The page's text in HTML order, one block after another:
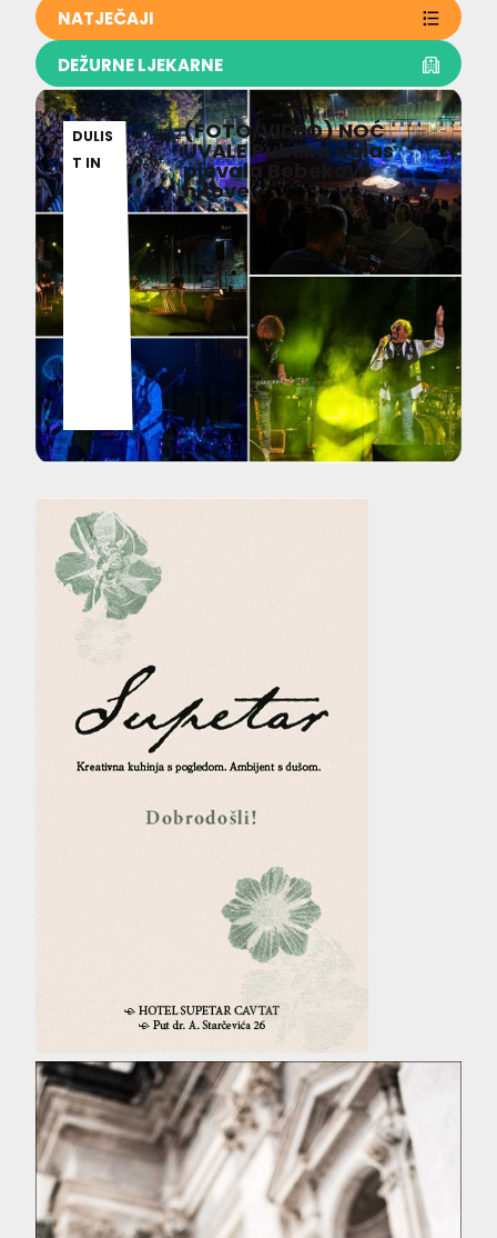
NATJEČAJI
DEŽURNE LJEKARNE
DULIS
T IN
07.08.2
026
(FOTO/VIDEO) NOĆ
UVALE Publika uglas
pjevala Bebekove
hitove